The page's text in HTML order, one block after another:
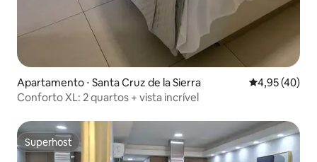
Apartamento ⋅ Santa Cruz de la Sierra 4,95 de uma
4,95 (40)
Conforto XL: 2 quartos + vista incrível
Superhost
Superhost